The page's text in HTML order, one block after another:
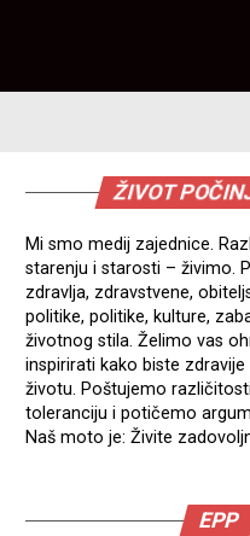
ŽIVOT
Mi smo medij zajednice.
starenju i starosti – živimo.
zdravlja, zdravstvene,
politike, politike, kulture,
životnog stila. Želimo vas
inspirirati kako biste zdravije
životu. Poštujemo
toleranciju i potičemo
Naš moto je: Živite
EPP